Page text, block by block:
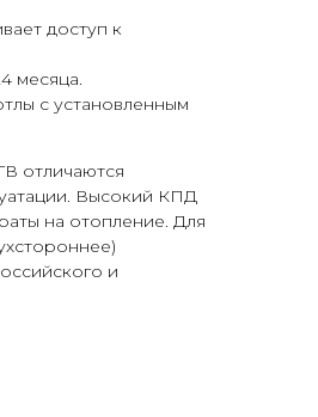
доступ к
месяца.
с установленным
отличаются
Высокий КПД
на отопление. Для
и